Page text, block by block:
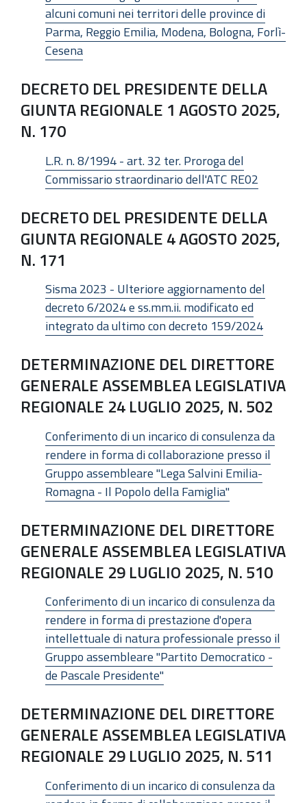
alcuni comuni nei territori delle province di
Parma, Reggio Emilia, Modena, Bologna, Forlì-
Cesena
DECRETO DEL PRESIDENTE DELLA
GIUNTA REGIONALE 1 AGOSTO 2025,
N. 170
L.R. n. 8/1994 - art. 32 ter. Proroga del
Commissario straordinario dell'ATC RE02
DECRETO DEL PRESIDENTE DELLA
GIUNTA REGIONALE 4 AGOSTO 2025,
N. 171
Sisma 2023 - Ulteriore aggiornamento del
decreto 6/2024 e ss.mm.ii. modificato ed
integrato da ultimo con decreto 159/2024
DETERMINAZIONE DEL DIRETTORE
GENERALE ASSEMBLEA LEGISLATIVA
REGIONALE 24 LUGLIO 2025, N. 502
Conferimento di un incarico di consulenza da
rendere in forma di collaborazione presso il
Gruppo assembleare "Lega Salvini Emilia-
Romagna - Il Popolo della Famiglia"
DETERMINAZIONE DEL DIRETTORE
GENERALE ASSEMBLEA LEGISLATIVA
REGIONALE 29 LUGLIO 2025, N. 510
Conferimento di un incarico di consulenza da
rendere in forma di prestazione d'opera
intellettuale di natura professionale presso il
Gruppo assembleare "Partito Democratico -
de Pascale Presidente"
DETERMINAZIONE DEL DIRETTORE
GENERALE ASSEMBLEA LEGISLATIVA
REGIONALE 29 LUGLIO 2025, N. 511
Conferimento di un incarico di consulenza da